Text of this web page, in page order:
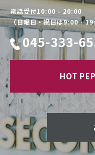
電話受付10:00 - 20:00
（日曜日・祝日は9:00 -
045-333-
HOT